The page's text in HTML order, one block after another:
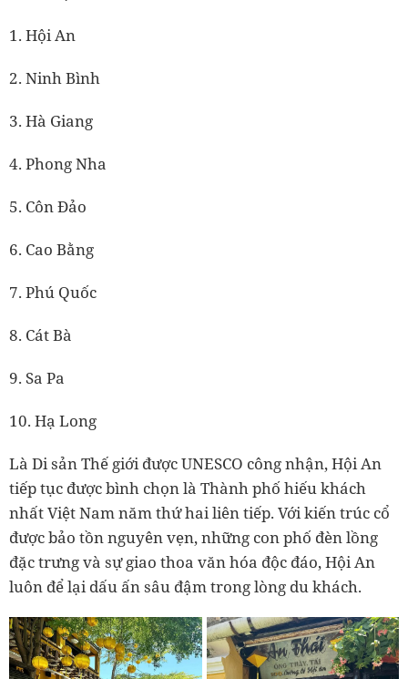
1. Hội An
2. Ninh Bình
3. Hà Giang
4. Phong Nha
5. Côn Đảo
6. Cao Bằng
7. Phú Quốc
8. Cát Bà
9. Sa Pa
10. Hạ Long
Là Di sản Thế giới được UNESCO công nhận, Hội An
tiếp tục được bình chọn là Thành phố hiếu khách
nhất Việt Nam năm thứ hai liên tiếp. Với kiến trúc cổ
được bảo tồn nguyên vẹn, những con phố đèn lồng
đặc trưng và sự giao thoa văn hóa độc đáo, Hội An
luôn để lại dấu ấn sâu đậm trong lòng du khách.